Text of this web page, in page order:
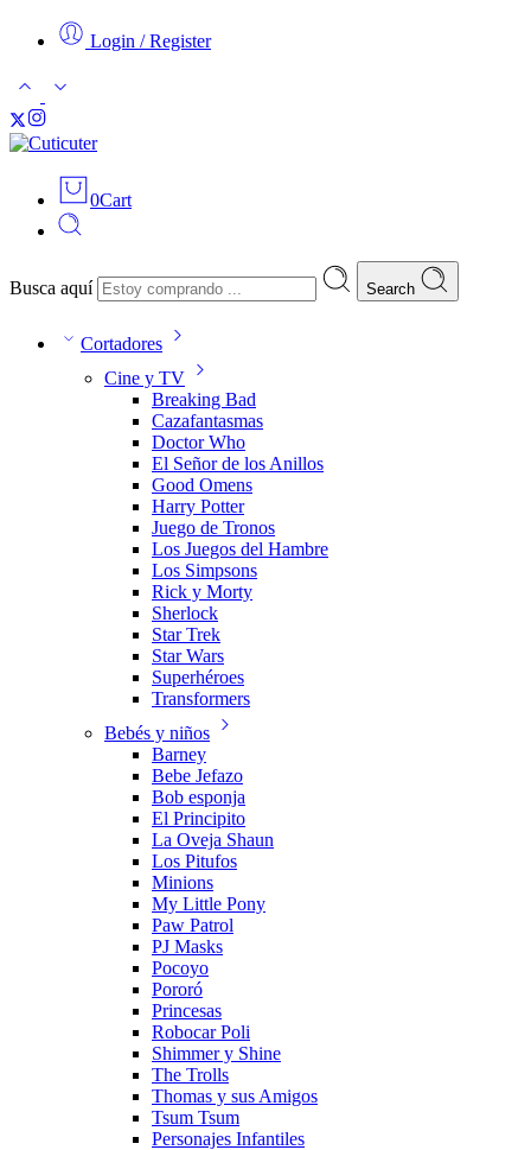
Login / Register
0Cart
Busca aquí Search
Cortadores
Cine y TV
Breaking Bad
Cazafantasmas
Doctor Who
El Señor de los Anillos
Good Omens
Harry Potter
Juego de Tronos
Los Juegos del Hambre
Los Simpsons
Rick y Morty
Sherlock
Star Trek
Star Wars
Superhéroes
Transformers
Bebés y niños
Barney
Bebe Jefazo
Bob esponja
El Principito
La Oveja Shaun
Los Pitufos
Minions
My Little Pony
Paw Patrol
PJ Masks
Pocoyo
Pororó
Princesas
Robocar Poli
Shimmer y Shine
The Trolls
Thomas y sus Amigos
Tsum Tsum
Personajes Infantiles